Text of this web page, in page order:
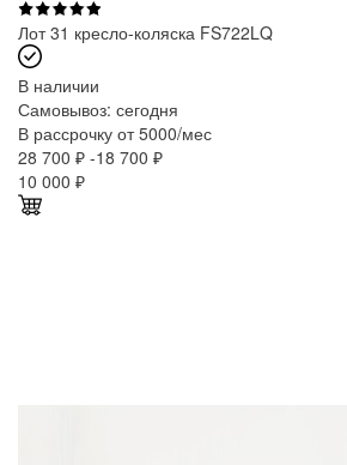
Лот 31 кресло-коляска FS722LQ
В наличии
Самовывоз: сегодня
В рассрочку от 5000/мес
28 700 ₽ -18 700 ₽
10 000 ₽